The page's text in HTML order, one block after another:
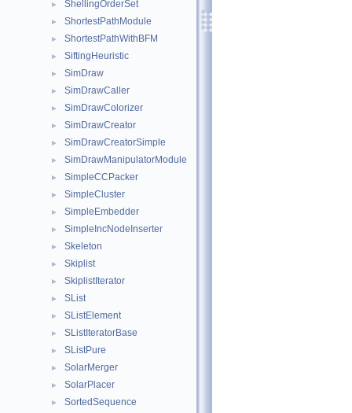
► ShellingOrderSet
► ShortestPathModule
► ShortestPathWithBFM
► SiftingHeuristic
► SimDraw
► SimDrawCaller
► SimDrawColorizer
► SimDrawCreator
► SimDrawCreatorSimple
► SimDrawManipulatorModule
► SimpleCCPacker
► SimpleCluster
► SimpleEmbedder
► SimpleIncNodeInserter
► Skeleton
► Skiplist
► SkiplistIterator
► SList
► SListElement
► SListIteratorBase
► SListPure
► SolarMerger
► SolarPlacer
► SortedSequence